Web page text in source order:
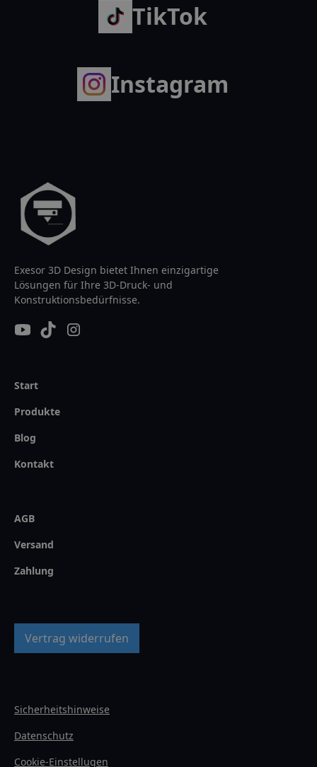
TikTok
Instagram
Exesor 3D Design bietet Ihnen einzigartige
Lösungen für Ihre 3D-Druck- und
Konstruktionsbedürfnisse.
Start
Produkte
Blog
Kontakt
AGB
Versand
Zahlung
Vertrag widerrufen
Sicherheitshinweise
Datenschutz
Cookie-Einstellugen